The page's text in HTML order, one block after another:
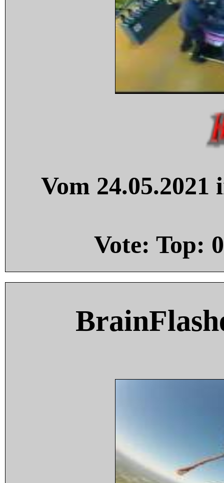
Vom
Vote: Top: 0